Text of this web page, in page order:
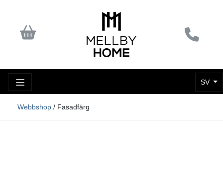
SV
Webbshop / Fasadfärg